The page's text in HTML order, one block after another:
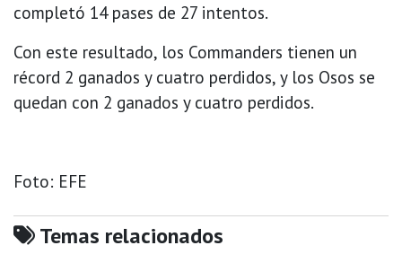
completó 14 pases de 27 intentos.
Con este resultado, los Commanders tienen un
récord 2 ganados y cuatro perdidos, y los Osos se
quedan con 2 ganados y cuatro perdidos.
Foto: EFE
Temas relacionados